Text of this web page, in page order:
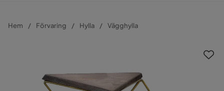
Hem Förvaring Hylla Vägghylla